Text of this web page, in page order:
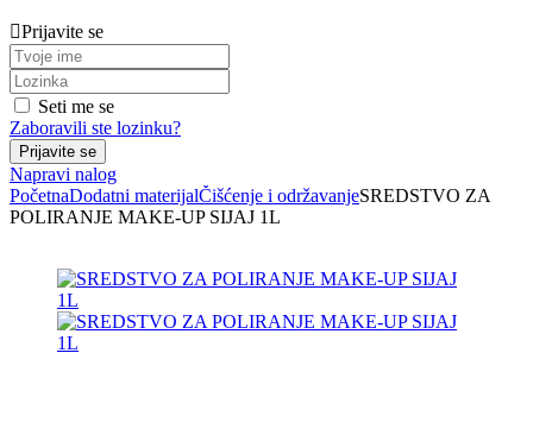
Prijavite se
Seti me se
Zaboravili ste lozinku?
Napravi nalog
PočetnaDodatni materijalČišćenje i održavanjeSREDSTVO ZA
POLIRANJE MAKE-UP SIJAJ 1L